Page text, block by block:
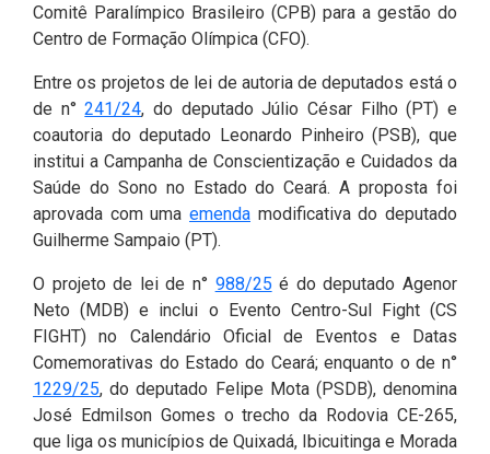
1ª Companhia do Batalhão de
Prevenção Institucional
2ª Companhia de Polícia de
Guarda (2ª CPG)
Departamento de
Documentação e Informação
Viação, Transporte e Des.
Comitê Paralímpico Brasileiro (CPB) para a gestão do
Centro de Formação Olímpica (CFO).
Entre os projetos de lei de autoria de deputados está o
de n°241/24, do deputado Júlio César Filho (PT) e
coautoria do deputado Leonardo Pinheiro (PSB), que
institui a Campanha de Conscientização e Cuidados da
Saúde do Sono no Estado do Ceará. A proposta foi
aprovada com uma emenda modificativa do deputado
Guilherme Sampaio (PT).
O projeto de lei de n° 988/25 é do deputado Agenor
Neto (MDB) e inclui o Evento Centro-Sul Fight (CS
FIGHT) no Calendário Oficial de Eventos e Datas
Comemorativas do Estado do Ceará; enquanto o de n°
1229/25, do deputado Felipe Mota (PSDB), denomina
José Edmilson Gomes o trecho da Rodovia CE-265,
que liga os municípios de Quixadá, Ibicuitinga e Morada